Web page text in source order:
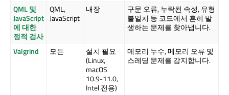
QML 및
JavaScript
에 대한
정적 검사
QML,
JavaScript
내장
구문 오류, 누락된 속성, 유형
불일치 등 코드에서 흔히 발
생하는 문제를 찾아냅니다.
Valgrind 모든
설치 필요
(Linux,
macOS
10.9-11.0,
Intel 전용)
메모리 누수, 메모리 오류 및
스레딩 문제를 감지합니다.